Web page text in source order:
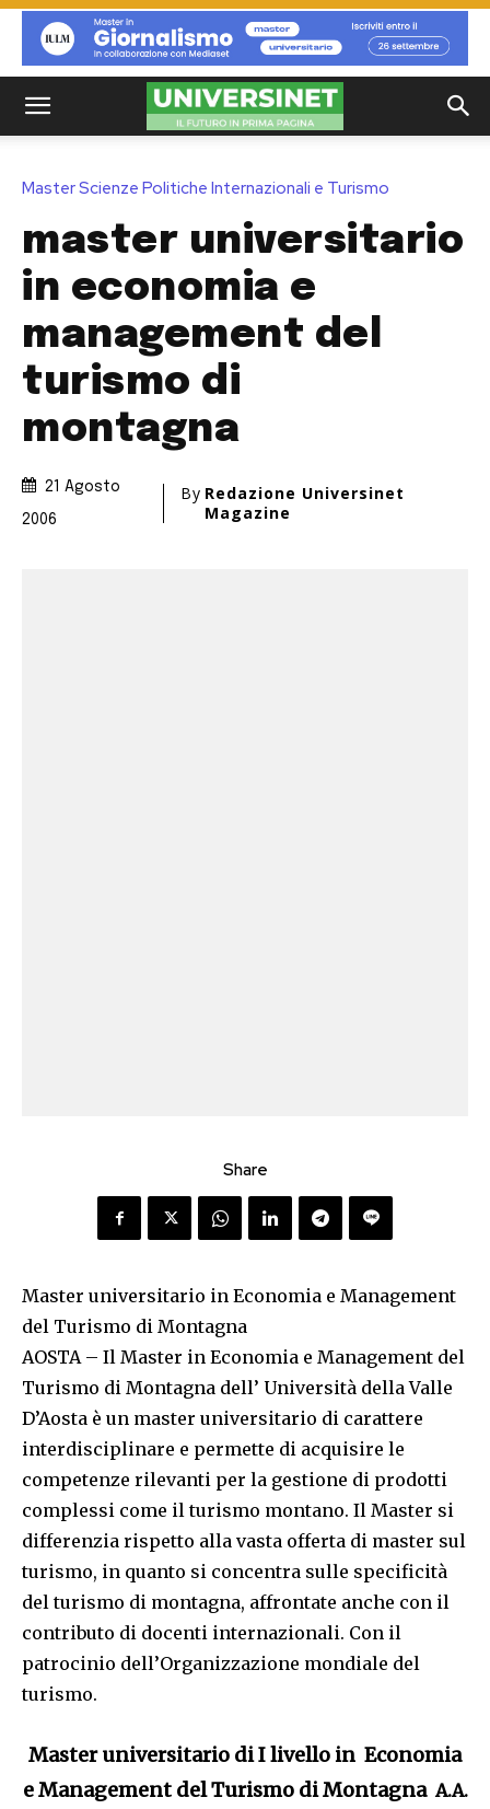
Master Scienze Politiche Internazionali e Turismo
master universitario
in economia e
management del
turismo di
montagna
21 Agosto
2006
By Redazione Universinet
Magazine
Share
Master universitario in Economia e Management
del Turismo di Montagna
AOSTA – Il Master in Economia e Management del
Turismo di Montagna dell’ Università della Valle
D’Aosta è un master universitario di carattere
interdisciplinare e permette di acquisire le
competenze rilevanti per la gestione di prodotti
complessi come il turismo montano. Il Master si
differenzia rispetto alla vasta offerta di master sul
turismo, in quanto si concentra sulle specificità
del turismo di montagna, affrontate anche con il
contributo di docenti internazionali. Con il
patrocinio dell’Organizzazione mondiale del
turismo.
Master universitario di I livello in Economia
e Management del Turismo di MontagnaA.A.